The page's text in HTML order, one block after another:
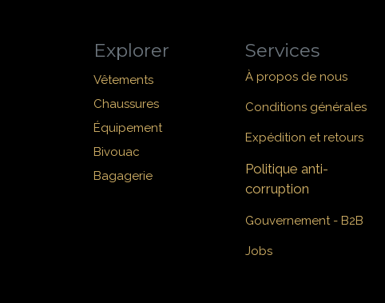
Explorer
Vêtements
Chaussures
Équipement
Bivouac
Bagagerie
Services
À propos de nous
Conditions générales
Expédition et retours
Politique anti-
corruption
Gouvernement - B2B
Jobs